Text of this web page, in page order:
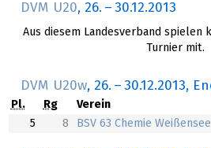
DVM U20, 26. – 30.12.2013
Aus diesem Landesverband spielen
Turnier mit.
DVM U20w, 26. – 30.12.2013,
Pl. Rg Verein
5
8 BSV 63 Chemie Weißensee